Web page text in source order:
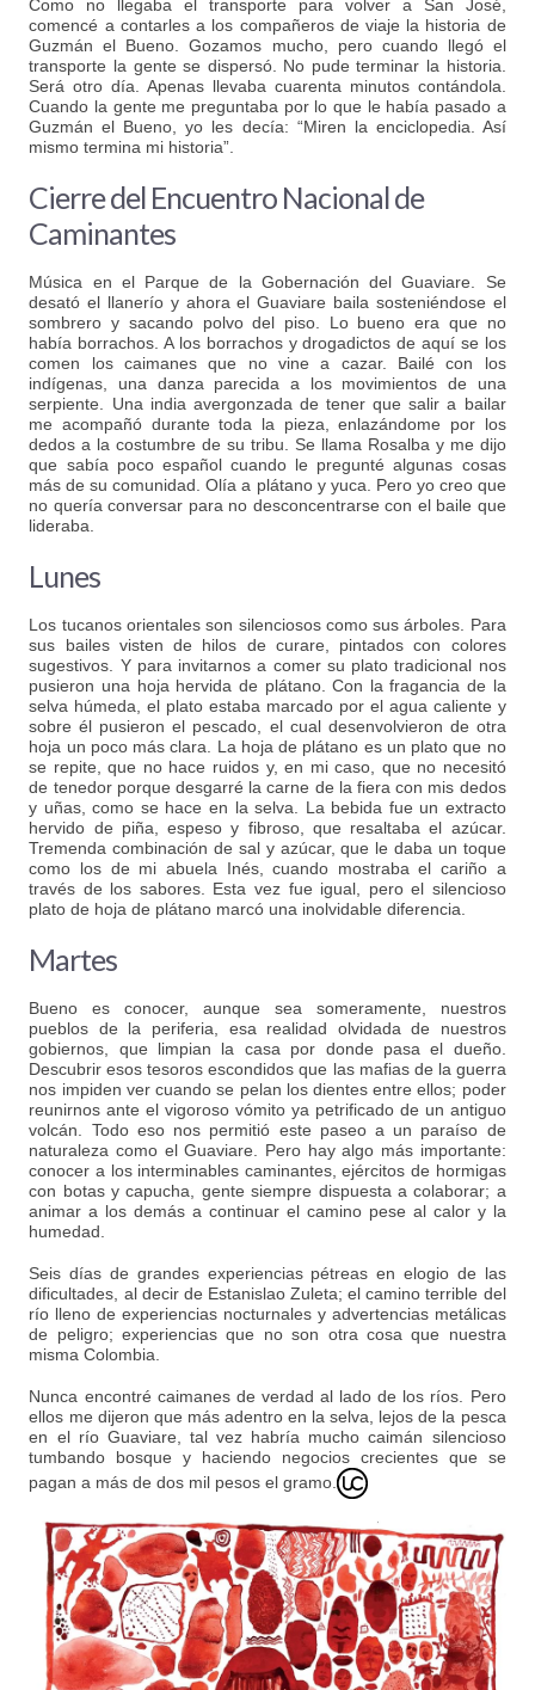
Como no llegaba el transporte para volver a San José,
comencé a contarles a los compañeros de viaje la historia de
Guzmán el Bueno. Gozamos mucho, pero cuando llegó el
transporte la gente se dispersó. No pude terminar la historia.
Será otro día. Apenas llevaba cuarenta minutos contándola.
Cuando la gente me preguntaba por lo que le había pasado a
Guzmán el Bueno, yo les decía: “Miren la enciclopedia. Así
mismo termina mi historia”.
Cierre del Encuentro Nacional de
Caminantes
Música en el Parque de la Gobernación del Guaviare. Se
desató el llanerío y ahora el Guaviare baila sosteniéndose el
sombrero y sacando polvo del piso. Lo bueno era que no
había borrachos. A los borrachos y drogadictos de aquí se los
comen los caimanes que no vine a cazar. Bailé con los
indígenas, una danza parecida a los movimientos de una
serpiente. Una india avergonzada de tener que salir a bailar
me acompañó durante toda la pieza, enlazándome por los
dedos a la costumbre de su tribu. Se llama Rosalba y me dijo
que sabía poco español cuando le pregunté algunas cosas
más de su comunidad. Olía a plátano y yuca. Pero yo creo que
no quería conversar para no desconcentrarse con el baile que
lideraba.
Lunes
Los tucanos orientales son silenciosos como sus árboles. Para
sus bailes visten de hilos de curare, pintados con colores
sugestivos. Y para invitarnos a comer su plato tradicional nos
pusieron una hoja hervida de plátano. Con la fragancia de la
selva húmeda, el plato estaba marcado por el agua caliente y
sobre él pusieron el pescado, el cual desenvolvieron de otra
hoja un poco más clara. La hoja de plátano es un plato que no
se repite, que no hace ruidos y, en mi caso, que no necesitó
de tenedor porque desgarré la carne de la fiera con mis dedos
y uñas, como se hace en la selva. La bebida fue un extracto
hervido de piña, espeso y fibroso, que resaltaba el azúcar.
Tremenda combinación de sal y azúcar, que le daba un toque
como los de mi abuela Inés, cuando mostraba el cariño a
través de los sabores. Esta vez fue igual, pero el silencioso
plato de hoja de plátano marcó una inolvidable diferencia.
Martes
Bueno es conocer, aunque sea someramente, nuestros
pueblos de la periferia, esa realidad olvidada de nuestros
gobiernos, que limpian la casa por donde pasa el dueño.
Descubrir esos tesoros escondidos que las mafias de la guerra
nos impiden ver cuando se pelan los dientes entre ellos; poder
reunirnos ante el vigoroso vómito ya petrificado de un antiguo
volcán. Todo eso nos permitió este paseo a un paraíso de
naturaleza como el Guaviare. Pero hay algo más importante:
conocer a los interminables caminantes, ejércitos de hormigas
con botas y capucha, gente siempre dispuesta a colaborar; a
animar a los demás a continuar el camino pese al calor y la
humedad.
Seis días de grandes experiencias pétreas en elogio de las
dificultades, al decir de Estanislao Zuleta; el camino terrible del
río lleno de experiencias nocturnales y advertencias metálicas
de peligro; experiencias que no son otra cosa que nuestra
misma Colombia.
Nunca encontré caimanes de verdad al lado de los ríos. Pero
ellos me dijeron que más adentro en la selva, lejos de la pesca
en el río Guaviare, tal vez habría mucho caimán silencioso
tumbando bosque y haciendo negocios crecientes que se
pagan a más de dos mil pesos el gramo.